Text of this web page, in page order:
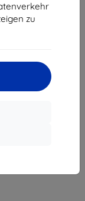
zu
1